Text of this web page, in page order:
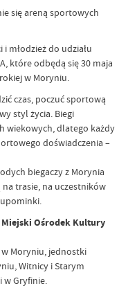
się areną sportowych
młodzież do udziału
które odbędą się 30 maja
w Moryniu.
czas, poczuć sportową
styl życia. Biegi
wiekowych, dlatego każdy
doświadczenia –
biegaczy z Morynia
trasie, na uczestników
Ośrodek Kultury
w Moryniu, jednostki
Witnicy i Starym
w Gryfinie.